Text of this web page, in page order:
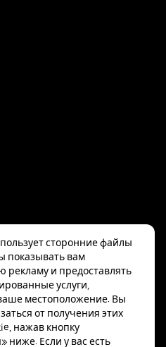
сторонние файлы
показывать вам
рекламу и предоставлять
услуги,
местоположение. Вы
от получения этих
нажав кнопку
ниже. Если у вас есть